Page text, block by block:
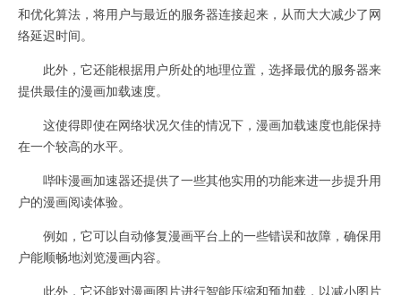
和优化算法，将用户与最近的服务器连接起来，从而大大减少了网
络延迟时间。
此外，它还能根据用户所处的地理位置，选择最优的服务器来
提供最佳的漫画加载速度。
这使得即使在网络状况欠佳的情况下，漫画加载速度也能保持
在一个较高的水平。
哔咔漫画加速器还提供了一些其他实用的功能来进一步提升用
户的漫画阅读体验。
例如，它可以自动修复漫画平台上的一些错误和故障，确保用
户能顺畅地浏览漫画内容。
此外，它还能对漫画图片进行智能压缩和预加载，以减小图片